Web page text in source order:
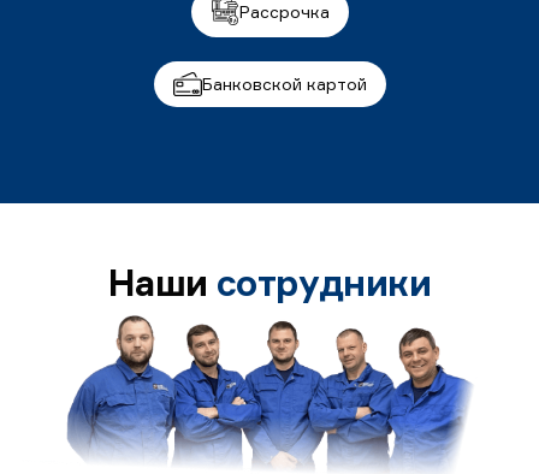
Рассрочка
Банковской картой
Наши сотрудники